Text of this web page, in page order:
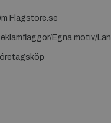
Flagstore.se
Egna motiv/